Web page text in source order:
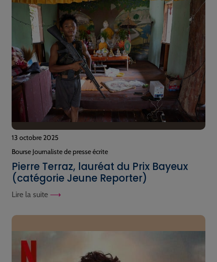
13 octobre 2025
Bourse Journaliste de presse écrite
Pierre Terraz, lauréat du Prix Bayeux
(catégorie Jeune Reporter)
Lire la suite